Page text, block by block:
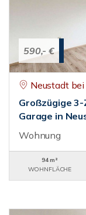
590,- €
Neustadt bei
Großzügige
Garage in
Wohnung
94 m²
WOHNFLÄCHE